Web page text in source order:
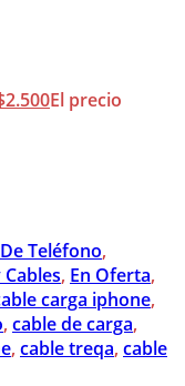
2.500El precio
Teléfono,
, En Oferta,
carga iphone,
, cable de carga,
, cable treqa, cable